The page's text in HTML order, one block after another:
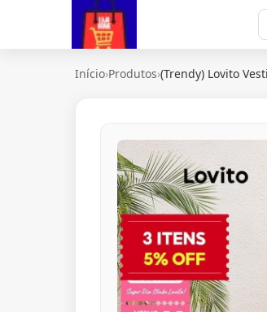
Início›Produtos›(Trendy) Lovito